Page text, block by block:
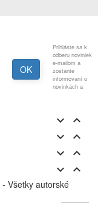
Prihláste sa k
odberu noviniek
e-mailom a
zostaňte
informovaní o
novinkách a
 
 
 
 
- Všetky autorské